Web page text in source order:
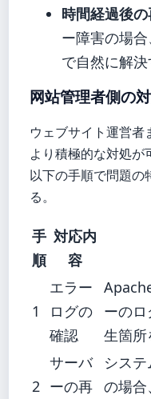
時間経過後
ー障害の場
で自然に解
网站管理者側の
ウェブサイト運営者
より積極的な対処が
以下の手順で問題の
る。
手
順
対応内
容
1
エラー
ログの
確認
ーの
生箇所
2
サーバ
ーの再
シス
の場合